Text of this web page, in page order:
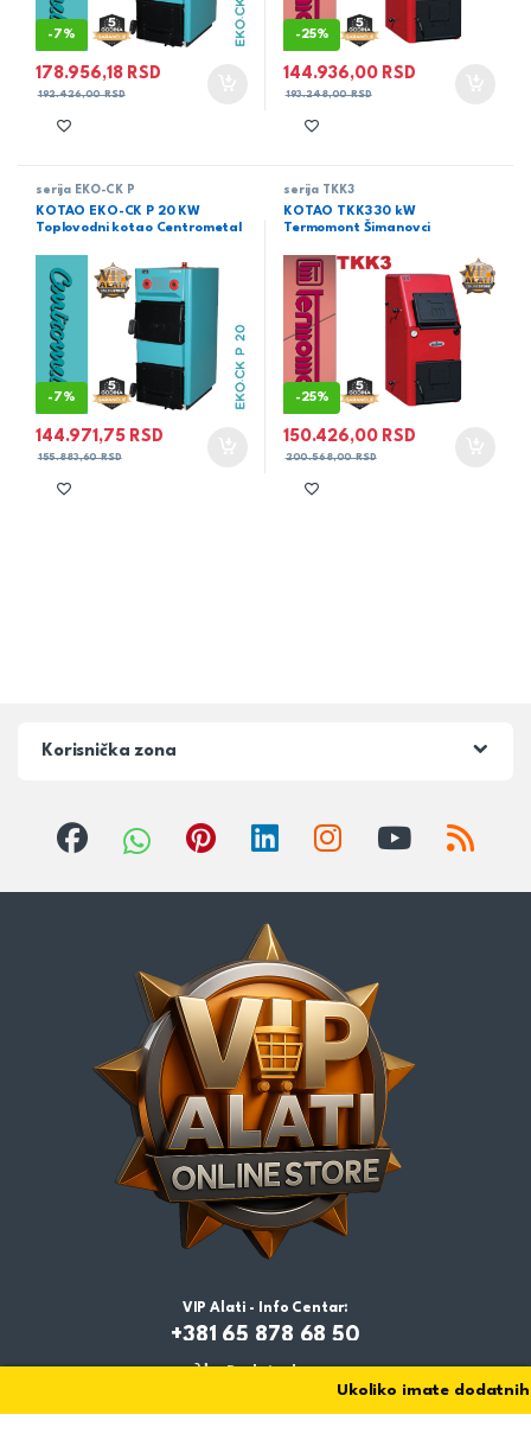
Dodaj u korpu
-7%
178.956,18 RSD
192.426,00RSD
-25%
144.936,00 RSD
193.248,00RSD
serija EKO-CK P
KOTAO EKO-CK P 20 KW
Toplovodni kotao Centrometal
-7%
144.971,75 RSD
155.883,60RSD
serija TKK3
KOTAO TKK3 30 kW
Termomont Šimanovci
-25%
150.426,00 RSD
200.568,00RSD
Korisnička zona
VIP Alati - Info Centar:
+381 65 878 68 50
Ukoliko imate dodatnih